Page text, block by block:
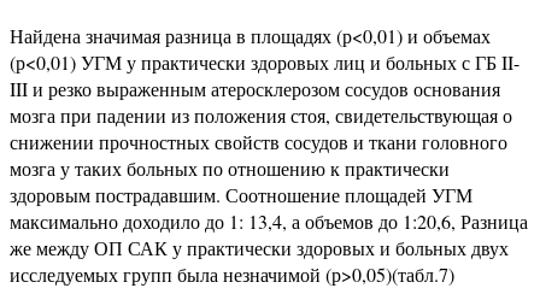
Найдена значимая разница в площадях (р<0,01) и объемах
(р<0,01) УГМ у практически здоровых лиц и больных с ГБ II-
III и резко выраженным атеросклерозом сосудов основания
мозга при падении из положения стоя, свидетельствующая о
снижении прочностных свойств сосудов и ткани головного
мозга у таких больных по отношению к практически
здоровым пострадавшим. Соотношение площадей УГМ
максимально доходило до 1: 13,4, а объемов до 1:20,6, Разница
же между ОП САК у практически здоровых и больных двух
исследуемых групп была незначимой (р>0,05)(табл.7)